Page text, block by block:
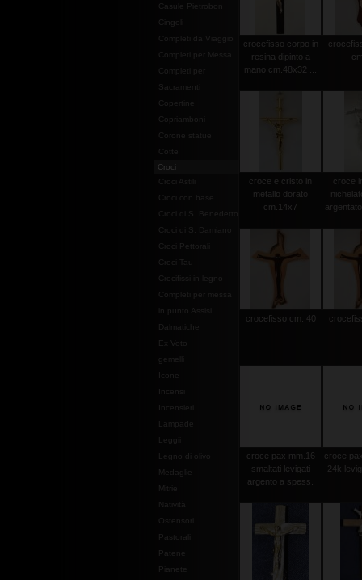
Casule Pietrobon
Cingoli
Completi da Viaggio
Completi per Messa
Completi per
Sacramenti
Copertine
Copriamboni
Corone statue
Cotte
Croci
Croci Astili
Croci con base
Croci di S. Benedetto
Croci di S. Damiano
Croci Pettorali
Croci Tau
Crocifissi in legno
Completi per messa
in punto Assisi
Dalmatiche
Ex Voto
gemelli
Leggii
Legno di olivo
Medaglie
Mitrie
Natività
Ostensori
Pastorali
Patene
Pianete
crocefisso corpo in
resina dipinto a
mano cm.48x32 ...
croce e cristo in
metallo dorato
cm.14x7
croce
crocefisso cm. 40
croce pax mm.16
smaltati levigati
argento a spess.
croce
24k